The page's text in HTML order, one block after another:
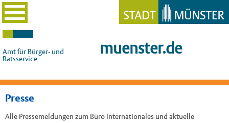
Amt für Bürger- und
Ratsservice
muenster.de
Presse
Alle Pressemeldungen zum Büro Internationales und aktuelle